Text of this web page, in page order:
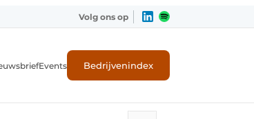
Volg ons op
Events Bedrijvenindex